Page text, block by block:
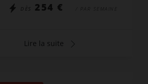
DÈS 254 € / PAR SEMAINE
Lire la suite